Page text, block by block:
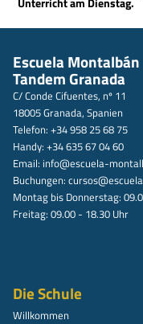
Unterricht am Dienstag.
Escuela Montalbán
Tandem Granada
C/ Conde Cifuentes, nº 11
18005 Granada, Spanien
Telefon: +34 958 25 68 75
Handy: +34 635 67 04 60
Email: info@escuela-
Buchungen:
Montag bis Donnerstag:
Freitag: 09.00 - 18.30 Uhr
Die Schule
Willkommen